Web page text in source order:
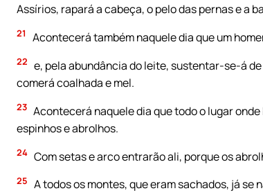
Assírios, rapará a cabeça, o pelo das pernas e a
21 Acontecerá também naquele dia que um
22 e, pela abundância do leite, sustentar-se-á
comerá coalhada e mel.
23 Acontecerá naquele dia que todo o lugar
espinhos e abrolhos.
24 Com setas e arco entrarão ali, porque os
25 A todos os montes, que eram sachados, já se